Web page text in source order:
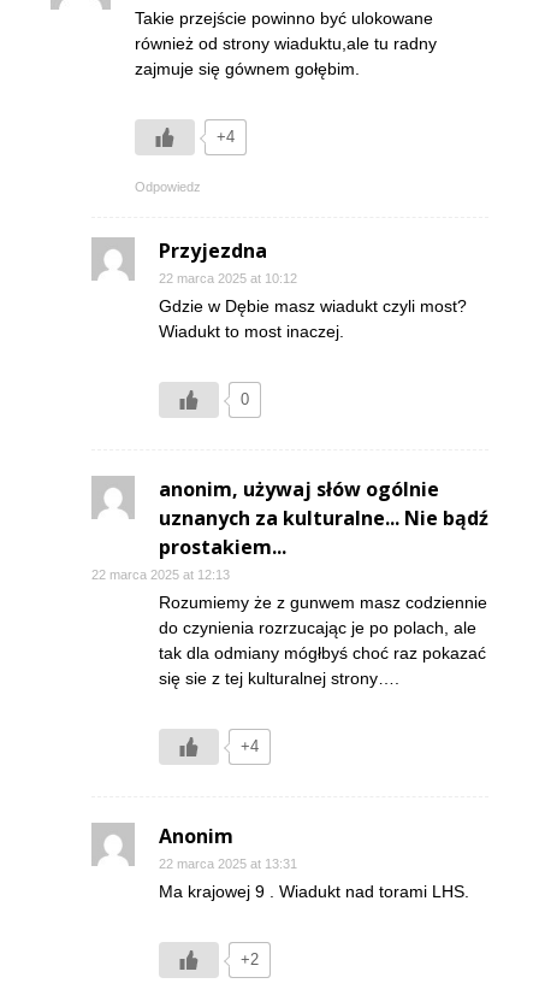
Takie przejście powinno być ulokowane
również od strony wiaduktu,ale tu radny
zajmuje się gównem gołębim.
+4
Odpowiedz
Przyjezdna
22 marca 2025 at 10:12
Gdzie w Dębie masz wiadukt czyli most?
Wiadukt to most inaczej.
0
anonim, używaj słów ogólnie
uznanych za kulturalne... Nie bądź
prostakiem...
22 marca 2025 at 12:13
Rozumiemy że z gunwem masz codziennie
do czynienia rozrzucając je po polach, ale
tak dla odmiany mógłbyś choć raz pokazać
się sie z tej kulturalnej strony….
+4
Anonim
22 marca 2025 at 13:31
Ma krajowej 9 . Wiadukt nad torami LHS.
+2